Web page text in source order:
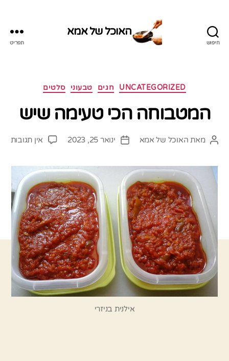
חיפוש
האוכל של אמא
תפריט
קטגוריות UNCATEGORIZED חגים טבעוני סלטים
המטבוחה הכי טעימה שיש
המחבר
מאת האוכל של אמא
תאריך
ינואר 25, 2023 אין תגובות
אילנית בניזרי